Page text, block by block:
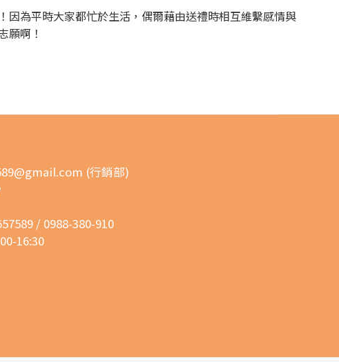
為平時大家都忙於生活，偶爾藉由送禮時相互維繫感情與
願啊！
(行銷部)
/ 0988-380-910
16:30